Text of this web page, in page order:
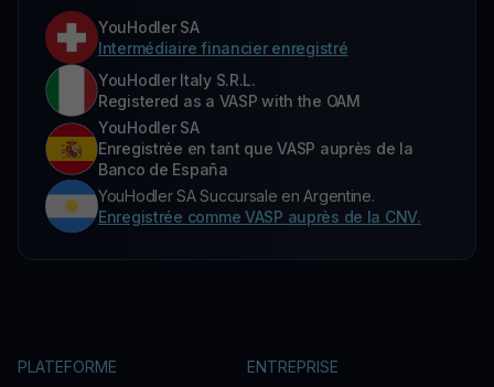
YouHodler SA
Intermédiaire financier enregistré
YouHodler Italy S.R.L.
Registered as a VASP with the OAM
YouHodler SA
Enregistrée en tant que VASP auprès de la
Banco de España
YouHodler SA Succursale en Argentine.
Enregistrée comme VASP auprès de la CNV.
PLATEFORME ENTREPRISE